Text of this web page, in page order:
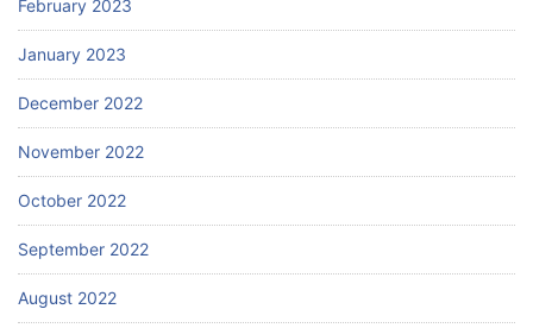
February 2023
January 2023
December 2022
November 2022
October 2022
September 2022
August 2022